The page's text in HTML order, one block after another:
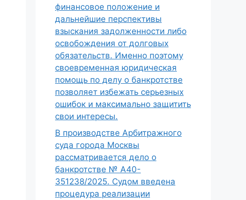
финансовое положение и
дальнейшие перспективы
взыскания задолженности либо
освобождения от долговых
обязательств. Именно поэтому
своевременная юридическая
помощь по делу о банкротстве
позволяет избежать серьезных
ошибок и максимально защитить
свои интересы.
В производстве Арбитражного
суда города Москвы
рассматривается дело о
банкротстве № А40-
351238/2025. Судом введена
процедура реализации